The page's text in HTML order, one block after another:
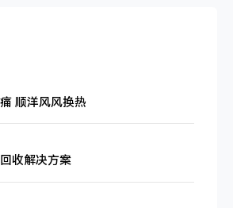
烘干行业能耗之痛 顺洋风风换热
收解决方案